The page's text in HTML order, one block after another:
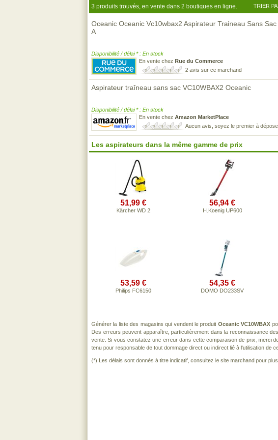
3 produits trouvés, en vente dans 2 boutiques en ligne. TRIER
Oceanic Oceanic Vc10wbax2 Aspirateur Traineau Sans
A
Disponibilité / délai * : En stock
En vente chez Rue du Commerce
2 avis sur ce marchand
Aspirateur traîneau sans sac VC10WBAX2 Oceanic
Disponibilité / délai * : En stock
En vente chez Amazon MarketPlace
Aucun avis, soyez le premier à
Les aspirateurs dans la même gamme de prix
51,99 €
Kärcher WD 2
56,94 €
H.Koenig UP600
53,59 €
Philips FC6150
54,35 €
DOMO DO233SV
Générer la liste des magasins qui vendent le produit Oceanic VC10WBAX
Des erreurs peuvent apparaître, particulièrement dans la reconnaissance
vente. Si vous constatez une erreur dans cette comparaison de prix, merci
tenu pour responsable de tout dommage direct ou indirect lié à l'utilisation de
(*) Les délais sont donnés à titre indicatif, consultez le site marchand pour plus